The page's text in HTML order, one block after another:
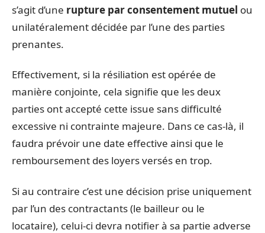
s’agit d’une rupture par consentement mutuel ou
unilatéralement décidée par l’une des parties
prenantes.
Effectivement, si la résiliation est opérée de
manière conjointe, cela signifie que les deux
parties ont accepté cette issue sans difficulté
excessive ni contrainte majeure. Dans ce cas-là, il
faudra prévoir une date effective ainsi que le
remboursement des loyers versés en trop.
Si au contraire c’est une décision prise uniquement
par l’un des contractants (le bailleur ou le
locataire), celui-ci devra notifier à sa partie adverse